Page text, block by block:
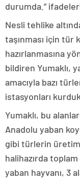
durumda.”
Nesli tehlike
taşınması için tür
hazırlanmasına
bildiren Yumaklı,
amacıyla bazı
istasyonları
Yumaklı, bu
Anadolu yaban
gibi türlerin
halihazırda
yaban hayvanı, 3